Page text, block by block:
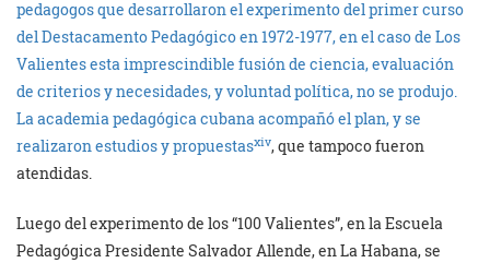
pedagogos que desarrollaron el experimento del primer curso
del Destacamento Pedagógico en 1972-1977, en el caso de Los
Valientes esta imprescindible fusión de ciencia, evaluación
de criterios y necesidades, y voluntad política, no se produjo.
La academia pedagógica cubana acompañó el plan, y se
realizaron estudios y propuestasxiv, que tampoco fueron
atendidas.
Luego del experimento de los “100 Valientes”, en la Escuela
Pedagógica Presidente Salvador Allende, en La Habana, se